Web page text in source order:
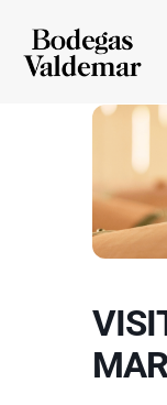
contenido